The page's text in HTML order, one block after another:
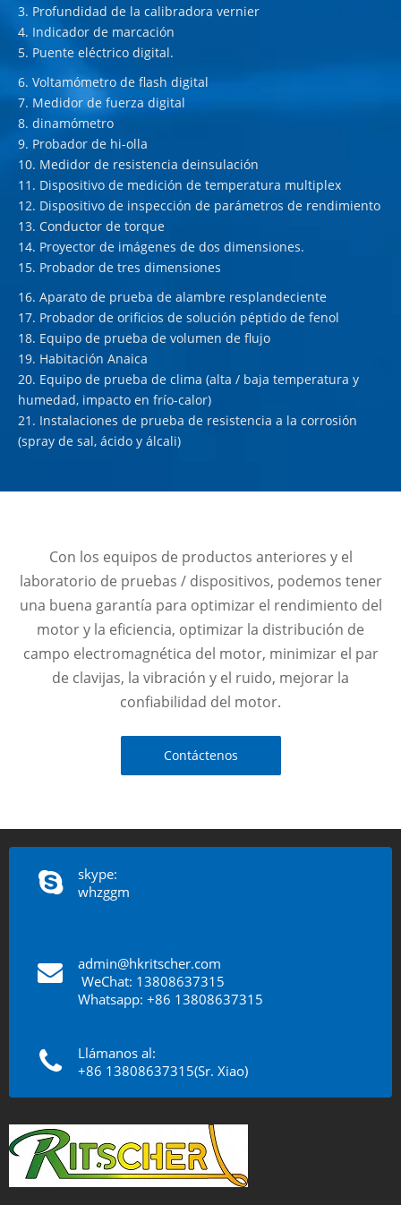
3. Profundidad de la calibradora vernier
4. Indicador de marcación
5. Puente eléctrico digital.
6. Voltamómetro de flash digital
7. Medidor de fuerza digital
8. dinamómetro
9. Probador de hi-olla
10. Medidor de resistencia deinsulación
11. Dispositivo de medición de temperatura multiplex
12. Dispositivo de inspección de parámetros de rendimiento
13. Conductor de torque
14. Proyector de imágenes de dos dimensiones.
15. Probador de tres dimensiones
16. Aparato de prueba de alambre resplandeciente
17. Probador de orificios de solución péptido de fenol
18. Equipo de prueba de volumen de flujo
19. Habitación Anaica
20. Equipo de prueba de clima (alta / baja temperatura y
humedad, impacto en frío-calor)
21. Instalaciones de prueba de resistencia a la corrosión
(spray de sal, ácido y álcali)
Con los equipos de productos anteriores y el
laboratorio de pruebas / dispositivos, podemos tener
una buena garantía para optimizar el rendimiento del
motor y la eficiencia, optimizar la distribución de
campo electromagnética del motor, minimizar el par
de clavijas, la vibración y el ruido, mejorar la
confiabilidad del motor.
Contáctenos
skype:
whzggm
admin@hkritscher.com
WeChat: 13808637315
Whatsapp: +86 13808637315
Llámanos al:
+86 13808637315(Sr. Xiao)